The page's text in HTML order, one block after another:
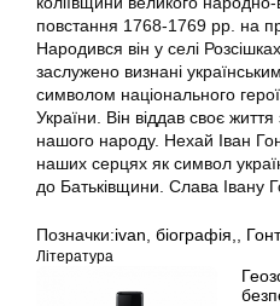
повстання 1768-1769 рр. на
Народився він у селі
заслужено визнані
символом національного
України. Він віддав своє
нашого народу. Нехай Іван
наших серцях як символ
до Батьківщини. Слава Івану
Позначки:ivan біографія,
Література